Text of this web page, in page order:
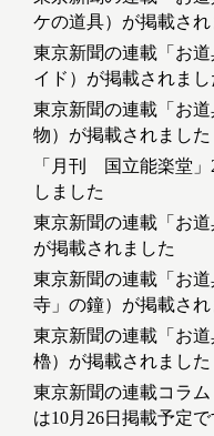
ケの道具）が掲載され
東京新聞の連載「お
イド）が掲載されまし
東京新聞の連載「お
物）が掲載されました
「月刊 国立能楽堂」
しました
東京新聞の連載「お
が掲載されました
東京新聞の連載「お
寺」の鐘）が掲載され
東京新聞の連載「お
櫓）が掲載されました
東京新聞の連載コラ
は10月26日掲載予定で